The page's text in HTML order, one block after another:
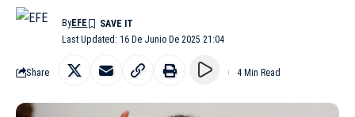
Last Updated: 16 De Junio De 2025 21:04
ByEFE
Share 4 Min Read